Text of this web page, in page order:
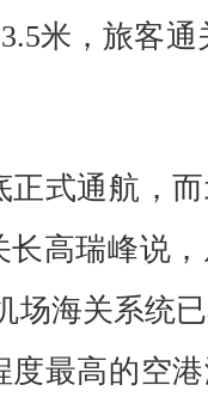
米，旅客
式通航，
高瑞峰说
场海关系统
最高的空